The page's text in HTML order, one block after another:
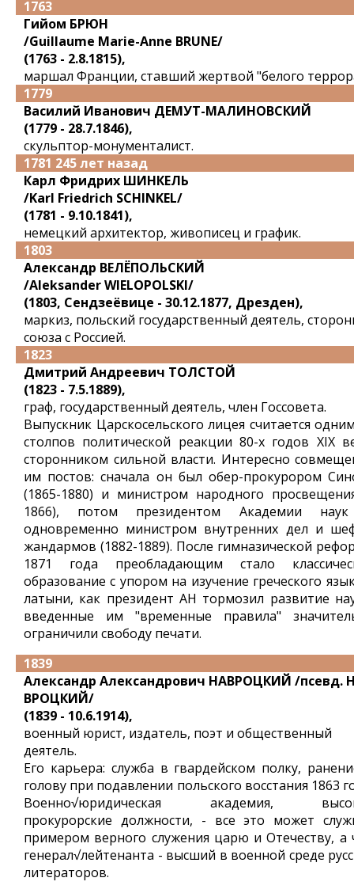
1763
Гийом БРЮН
/Guillaume Marie-Anne BRUNE/
(1763 - 2.8.1815),
маршал Франции, ставший жертвой "белого
1779
Василий Иванович ДЕМУТ-МАЛИНОВСКИЙ
(1779 - 28.7.1846),
скульптор-монументалист.
1781 245 лет назад
Карл Фридрих ШИНКЕЛЬ
/Karl Friedrich SCHINKEL/
(1781 - 9.10.1841),
немецкий архитектор, живописец и график.
1803
Александр ВЕЛЁПОЛЬСКИЙ
/Aleksander WIELOPOLSKI/
(1803, Сендзеёвице - 30.12.1877, Дрезден),
маркиз, польский государственный деятель,
союза с Россией.
1823
Дмитрий Андреевич ТОЛСТОЙ
(1823 - 7.5.1889),
граф, государственный деятель, член Госсовета.
Выпускник Царскосельского лицея считается
столпов политической реакции 80-х годов XIX
сторонником сильной власти. Интересно
им постов: сначала он был обер-прокурором
(1865-1880) и министром народного
1866), потом президентом Академии
одновременно министром внутренних дел и
жандармов (1882-1889). После гимназической
1871 года преобладающим стало
образование с упором на изучение греческого
латыни, как президент АН тормозил развитие
введенные им "временные правила"
ограничили свободу печати.
1839
Александр Александрович НАВРОЦКИЙ /псевд.
ВРОЦКИЙ/
(1839 - 10.6.1914),
военный юрист, издатель, поэт и общественный
деятель.
Его карьера: служба в гвардейском полку,
голову при подавлении польского восстания 1863
Военно√юридическая академия,
прокурорские должности, - все это может
примером верного служения царю и Отечеству, а
генерал√лейтенанта - высший в военной среде
литераторов.